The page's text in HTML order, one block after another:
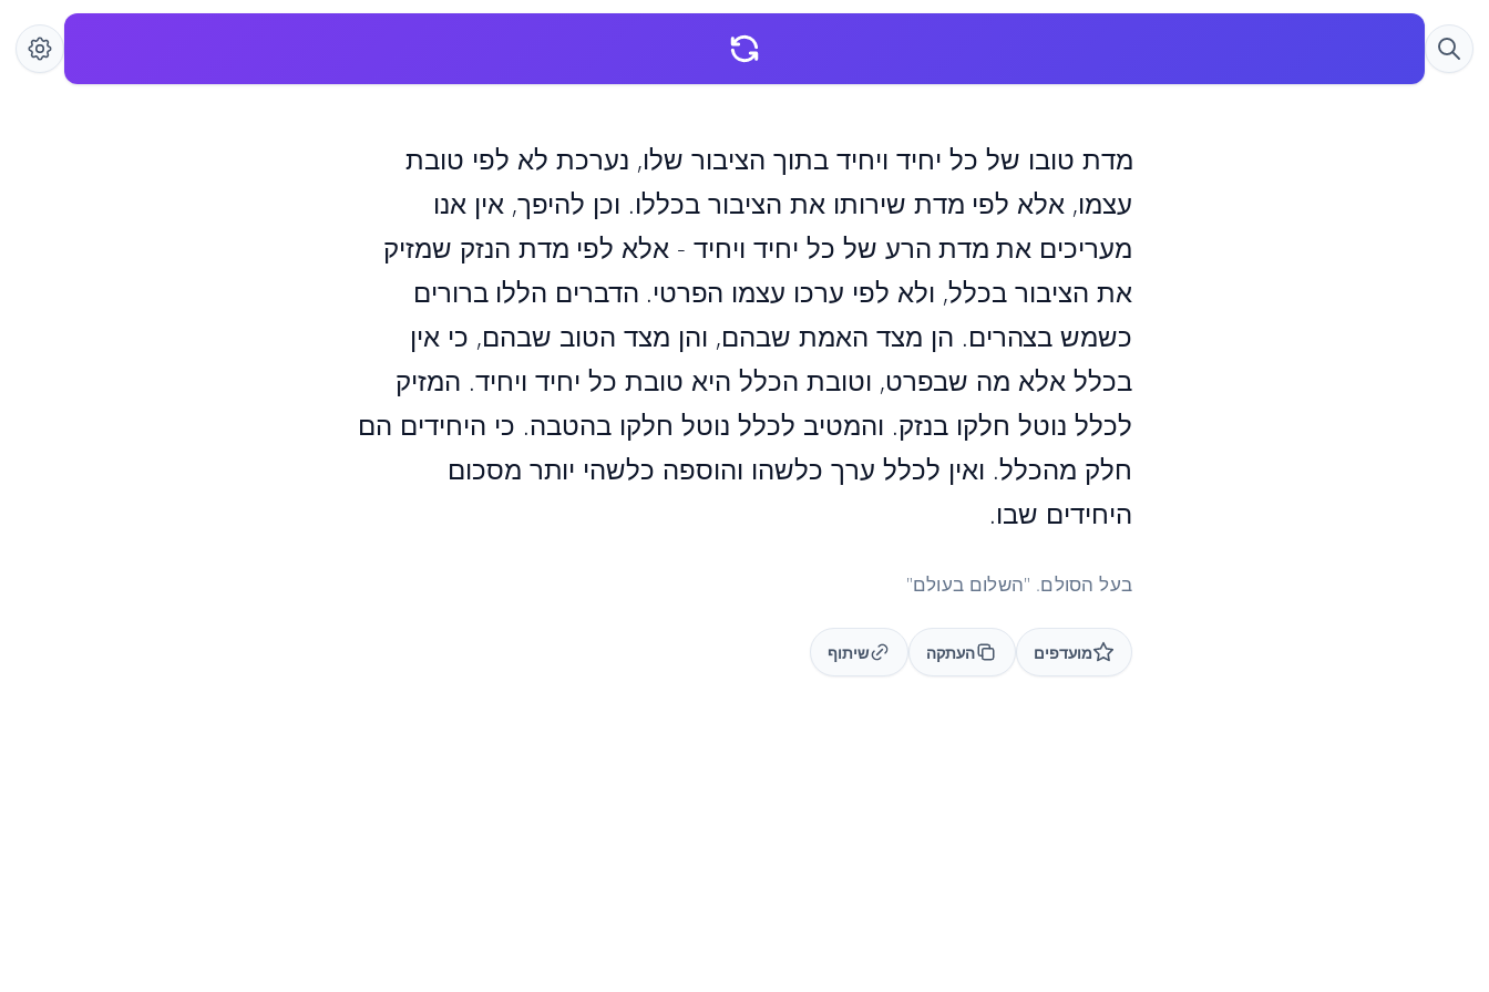
מדת טובו של כל יחיד ויחיד בתוך הציבור שלו, נערכת לא לפי טובת
עצמו, אלא לפי מדת שירותו את הציבור בכללו. וכן להיפך, אין אנו
מעריכים את מדת הרע של כל יחיד ויחיד - אלא לפי מדת הנזק שמזיק
את הציבור בכלל, ולא לפי ערכו עצמו הפרטי. הדברים הללו ברורים
כשמש בצהרים. הן מצד האמת שבהם, והן מצד הטוב שבהם, כי אין
בכלל אלא מה שבפרט, וטובת הכלל היא טובת כל יחיד ויחיד. המזיק
לכלל נוטל חלקו בנזק. והמטיב לכלל נוטל חלקו בהטבה. כי היחידים הם
חלק מהכלל. ואין לכלל ערך כלשהו והוספה כלשהי יותר מסכום
היחידים שבו.
בעל הסולם. "השלום בעולם"
מועדפים העתקה שיתוף